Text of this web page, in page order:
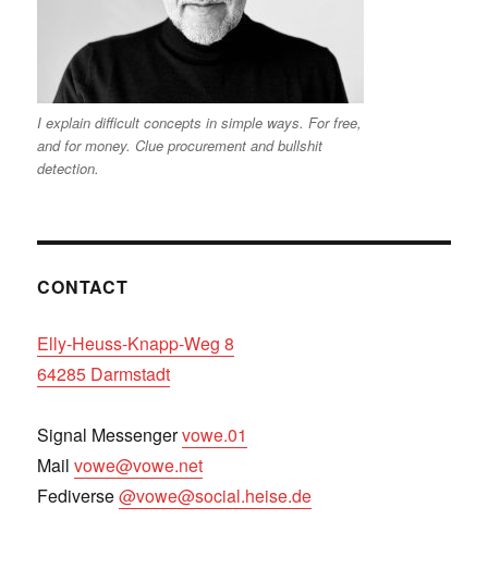
I explain difficult concepts in simple ways. For free,
and for money. Clue procurement and bullshit
detection.
CONTACT
Elly-Heuss-Knapp-Weg 8
64285 Darmstadt
Signal Messengervowe.01
Mailvowe@vowe.net
Fediverse@vowe@social.heise.de